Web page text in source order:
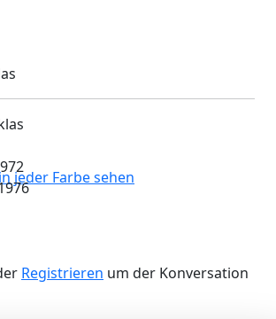
Farbe sehen
Registrieren um der Konversation